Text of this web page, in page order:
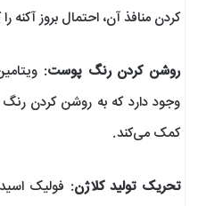
کردن منافذ آن، احتمال بروز
روشن کردن رنگ پوست
وجود دارد که به روشن کردن
کمک می‌کند.
تحریک تولید کلاژن: فولیک